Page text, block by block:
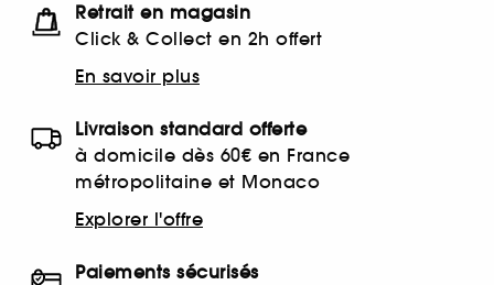
Retrait en magasin
Click & Collect en 2h offert
En savoir plus
Livraison standard offerte
à domicile dès 60€ en France
métropolitaine et Monaco
Explorer l'offre
Paiements sécurisés